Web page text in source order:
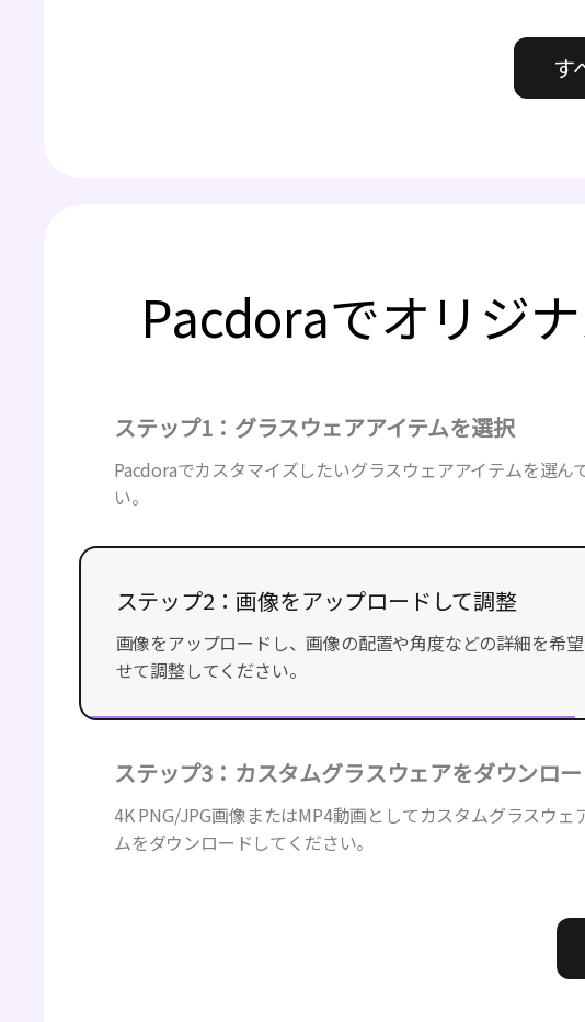
す
Pacdoraでオリジ
ステップ1：グラスウェアアイテムを選択
Pacdoraでカスタマイズしたいグラスウェアアイテムを選ん
い。
画像をアップロードし、画像の配置や角度などの詳細を希望
せて調整してください。
4K PNG/JPG画像またはMP4動画としてカスタムグラスウェ
ムをダウンロードしてください。